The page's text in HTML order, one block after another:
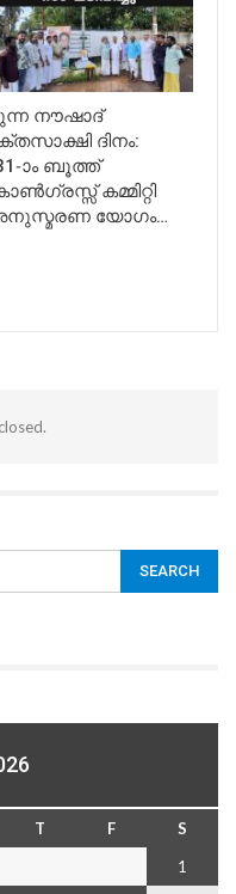
നൗഷാദ്
ദിനം:
ാം ബൂത്ത്
കമ്മിറ്റി
യോഗം…
T F
S
1